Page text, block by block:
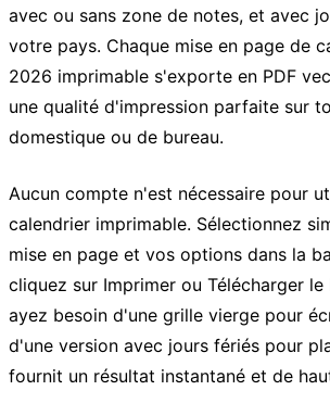
avec ou sans zone de notes, et avec
votre pays. Chaque mise en page de
2026 imprimable s'exporte en PDF
une qualité d'impression parfaite sur
domestique ou de bureau.
Aucun compte n'est nécessaire pour
calendrier imprimable. Sélectionnez
mise en page et vos options dans la
cliquez sur Imprimer ou Télécharger le
ayez besoin d'une grille vierge pour
d'une version avec jours fériés pour
fournit un résultat instantané et de